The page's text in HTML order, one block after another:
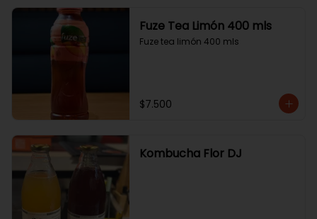
Fuze Tea Limón 400 mls
Fuze tea limón 400 mls
$7.500
Kombucha Flor DJ